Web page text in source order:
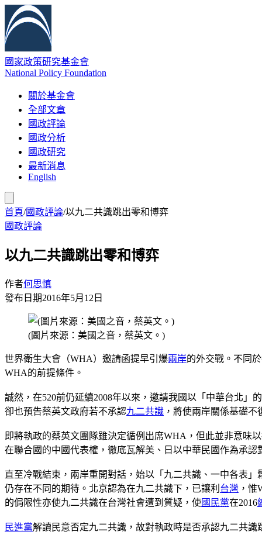
國家政策研究基金會
National Policy Foundation
關於基金會
全部文章
國政評論
國政分析
國政研究
最新消息
English
首頁/國政評論/以九二共識跳出零和博弈
國政評論
以九二共識跳出零和博弈
作者何思慎
發布日期2016年5月12日
(圖片來源：美國之音，蔡英文。)
世界衛生大會（WHA）邀請函提早引爆兩岸的外交戰。不同
WHA的前提條件。
誠然，在520前仍延續2008年以來，邀請我國以「中華台北」
卻也預告蔡英文政府若不承認九二共識 ，將使兩岸關係基礎
即將執政的蔡英文團隊雖決定循例出席WHA，但此並非意味
在聯合國的中國代表權，徹底瓦解美、日以中華民國作為承
直至冷戰結束，兩岸重開對話，始以「九二共識、一中各表
仍存在不同的期待。北京認為在九二共識下，已讓利 台灣 ，
的侷限性亦使九二共識在台灣社會遭到質疑，使國民黨在2016
民進黨解讀民意否定九二共識，故對執政時是否承認九二共